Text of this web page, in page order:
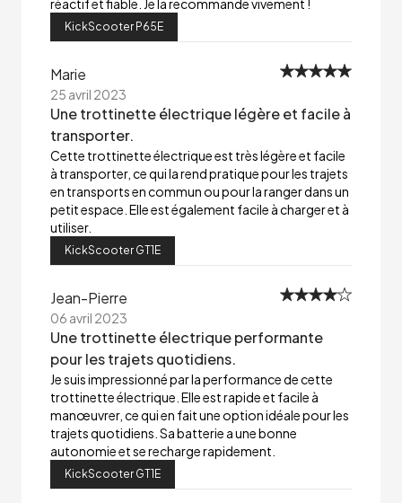
réactif et fiable. Je la recommande vivement !
KickScooter P65E
Marie
25 avril 2023
Une trottinette électrique légère et facile à
transporter.
Cette trottinette électrique est très légère et facile
à transporter, ce qui la rend pratique pour les trajets
en transports en commun ou pour la ranger dans un
petit espace. Elle est également facile à charger et à
utiliser.
KickScooter GT1E
Jean-Pierre
06 avril 2023
Une trottinette électrique performante
pour les trajets quotidiens.
Je suis impressionné par la performance de cette
trottinette électrique. Elle est rapide et facile à
manœuvrer, ce qui en fait une option idéale pour les
trajets quotidiens. Sa batterie a une bonne
autonomie et se recharge rapidement.
KickScooter GT1E